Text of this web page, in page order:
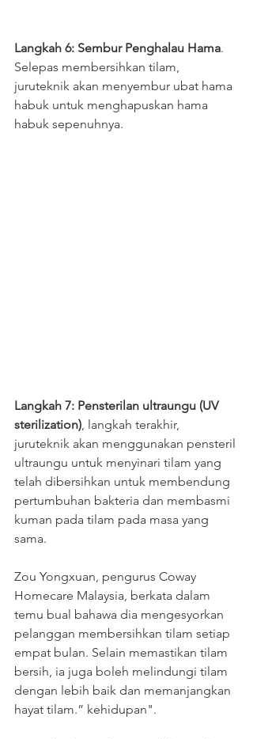
Langkah 6: Sembur Penghalau Hama.
Selepas membersihkan tilam,
juruteknik akan menyembur ubat hama
habuk untuk menghapuskan hama
habuk sepenuhnya.
Langkah 7: Pensterilan ultraungu (UV
sterilization), langkah terakhir,
juruteknik akan menggunakan pensteril
ultraungu untuk menyinari tilam yang
telah dibersihkan untuk membendung
pertumbuhan bakteria dan membasmi
kuman pada tilam pada masa yang
sama.
Zou Yongxuan, pengurus Coway
Homecare Malaysia, berkata dalam
temu bual bahawa dia mengesyorkan
pelanggan membersihkan tilam setiap
empat bulan. Selain memastikan tilam
bersih, ia juga boleh melindungi tilam
dengan lebih baik dan memanjangkan
hayat tilam.” kehidupan".